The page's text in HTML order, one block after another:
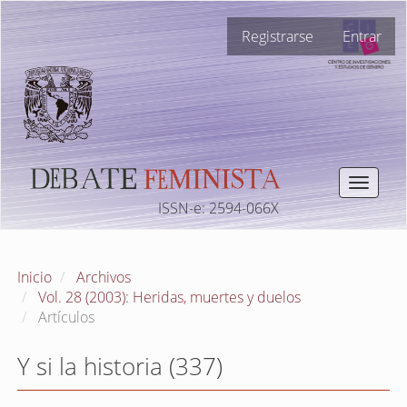
Navegación
principal
Contenido
principal
Barra
lateral
Registrarse Entrar
Toggle
ISSN-e: 2594-066X
Inicio
Archivos
Vol. 28 (2003): Heridas, muertes y duelos
Artículos
Y si la historia (337)